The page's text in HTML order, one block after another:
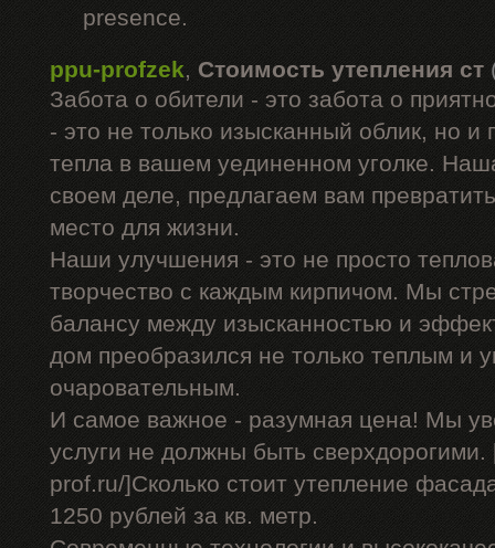
presence.
ppu-profzek, Стоимость утепления ст
Забота о обители - это забота о
- это не только изысканный облик, но и
тепла в вашем уединенном уголке.
своем деле, предлагаем вам
место для жизни.
Наши улучшения - это не просто
творчество с каждым кирпичом. Мы
балансу между изысканностью и
дом преобразился не только теплым и
очаровательным.
И самое важное - разумная цена! Мы
услуги не должны быть
prof.ru/]Сколько стоит утепление
1250 рублей за кв. метр.